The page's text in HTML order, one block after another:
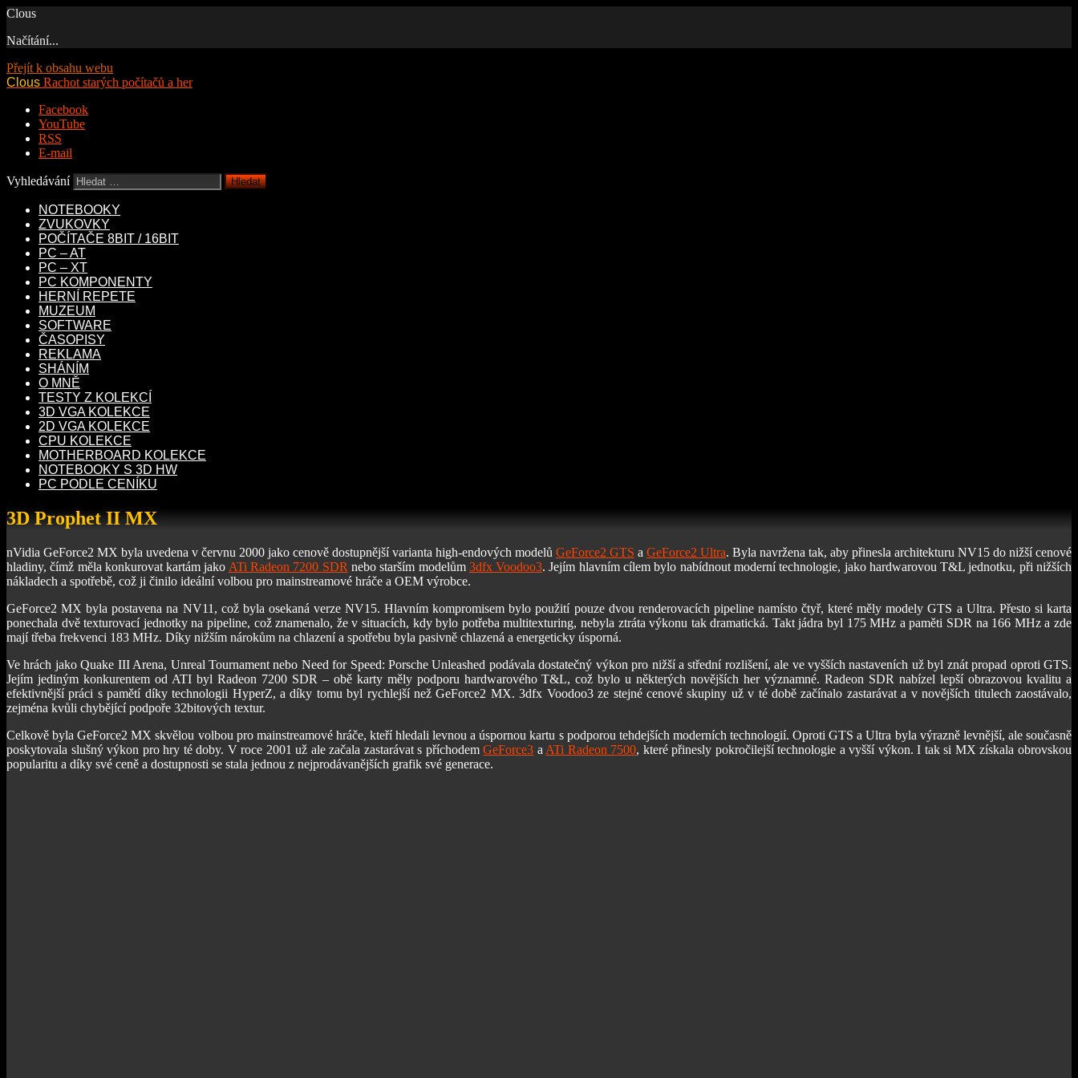
Clous
Načítání...
Přejít k obsahu webu
Clous Rachot starých počítačů a her
Facebook
YouTube
RSS
E-mail
Vyhledávání
NOTEBOOKY
ZVUKOVKY
POČÍTAČE 8BIT / 16BIT
PC – AT
PC – XT
PC KOMPONENTY
HERNÍ REPETE
MUZEUM
SOFTWARE
ČASOPISY
REKLAMA
SHÁNÍM
O MNĚ
TESTY Z KOLEKCÍ
3D VGA KOLEKCE
2D VGA KOLEKCE
CPU KOLEKCE
MOTHERBOARD KOLEKCE
NOTEBOOKY S 3D HW
PC PODLE CENÍKU
3D Prophet II MX
nVidia GeForce2 MX byla uvedena v červnu 2000 jako cenově dostupnější varianta high-endových modelů GeForce2 GTS a GeForce2 Ultra. Byla navržena tak, aby přinesla architekturu NV15 do nižší cenové
hladiny, čímž měla konkurovat kartám jako ATi Radeon 7200 SDR nebo starším modelům 3dfx Voodoo3. Jejím hlavním cílem bylo nabídnout moderní technologie, jako hardwarovou T&L jednotku, při nižších
nákladech a spotřebě, což ji činilo ideální volbou pro mainstreamové hráče a OEM výrobce.
GeForce2 MX byla postavena na NV11, což byla osekaná verze NV15. Hlavním kompromisem bylo použití pouze dvou renderovacích pipeline namísto čtyř, které měly modely GTS a Ultra. Přesto si karta
ponechala dvě texturovací jednotky na pipeline, což znamenalo, že v situacích, kdy bylo potřeba multitexturing, nebyla ztráta výkonu tak dramatická. Takt jádra byl 175 MHz a paměti SDR na 166 MHz a zde
mají třeba frekvenci 183 MHz. Díky nižším nárokům na chlazení a spotřebu byla pasivně chlazená a energeticky úsporná.
Ve hrách jako Quake III Arena, Unreal Tournament nebo Need for Speed: Porsche Unleashed podávala dostatečný výkon pro nižší a střední rozlišení, ale ve vyšších nastaveních už byl znát propad oproti GTS.
Jejím jediným konkurentem od ATI byl Radeon 7200 SDR – obě karty měly podporu hardwarového T&L, což bylo u některých novějších her významné. Radeon SDR nabízel lepší obrazovou kvalitu a
efektivnější práci s pamětí díky technologii HyperZ, a díky tomu byl rychlejší než GeForce2 MX. 3dfx Voodoo3 ze stejné cenové skupiny už v té době začínalo zastarávat a v novějších titulech zaostávalo,
zejména kvůli chybějící podpoře 32bitových textur.
Celkově byla GeForce2 MX skvělou volbou pro mainstreamové hráče, kteří hledali levnou a úspornou kartu s podporou tehdejších moderních technologií. Oproti GTS a Ultra byla výrazně levnější, ale současně
poskytovala slušný výkon pro hry té doby. V roce 2001 už ale začala zastarávat s příchodemGeForce3 a ATi Radeon 7500, které přinesly pokročilejší technologie a vyšší výkon. I tak si MX získala obrovskou
popularitu a díky své ceně a dostupnosti se stala jednou z nejprodávanějších grafik své generace.